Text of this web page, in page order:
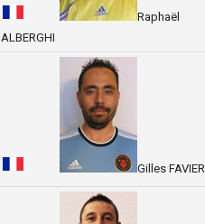
Raphaël
ALBERGHI
Gilles FAVIER